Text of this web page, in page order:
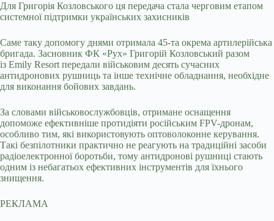
Для Григорія Козловського ця передача стала черговим етапом
системної підтримки українських захисників
Саме таку допомогу днями отримала 45-та окрема артилерійська
бригада. Засновник ФК «Рух» Григорій Козловський разом
із Emily Resort передали військовим десять сучасних
антидронових рушниць та інше технічне обладнання, необхідне
для виконання бойових завдань.
За словами військовослужбовців, отримане оснащення
допоможе ефективніше протидіяти російським FPV-дронам,
особливо тим, які використовують оптоволоконне керування.
Такі безпілотники практично не реагують на традиційні засоби
радіоелектронної боротьби, тому антидронові рушниці стають
одним із небагатьох ефективних інструментів для їхнього
знищення.
РЕКЛАМА